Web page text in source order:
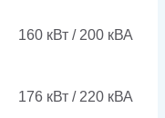
160 кВт / 200 кВА
176 кВт / 220 кВА